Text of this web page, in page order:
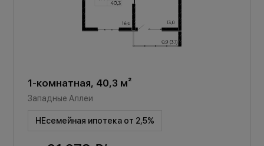
1-комнатная, 40,3 м²
Западные Аллеи
НЕсемейная ипотека от 2,5%